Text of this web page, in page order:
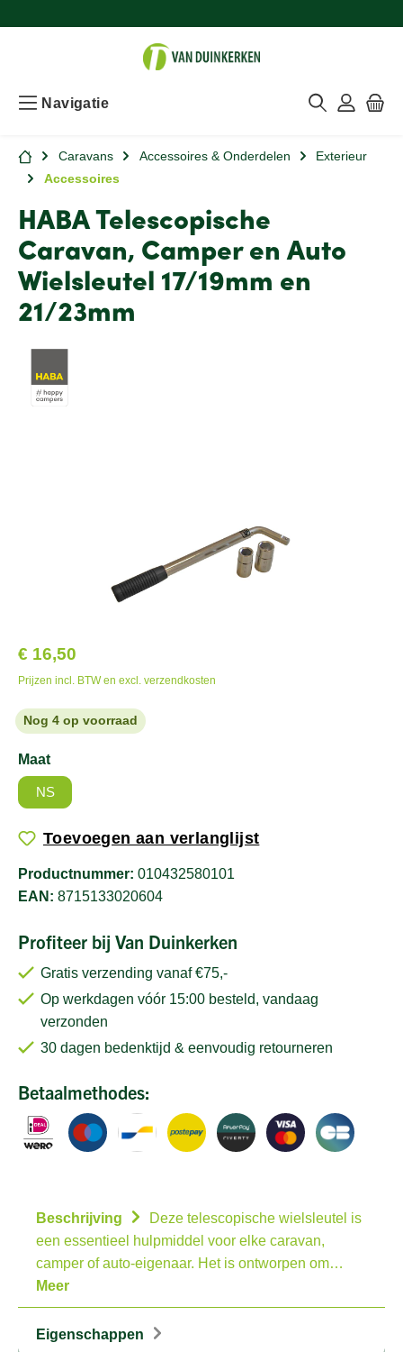
Navigatie
Caravans Accessoires & Onderdelen
Exterieur
Accessoires
HABA Telescopische
Caravan, Camper en Auto
Wielsleutel 17/19mm en
21/23mm
€ 16,50
Prijzen incl. BTW en excl. verzendkosten
Nog 4 op voorraad
Maat
NS
Toevoegen aan verlanglijst
Productnummer: 010432580101
EAN: 8715133020604
Profiteer bij Van Duinkerken
Gratis verzending vanaf €75,-
Op werkdagen vóór 15:00 besteld, vandaag
verzonden
30 dagen bedenktijd & eenvoudig retourneren
Betaalmethodes:
Beschrijving
Deze telescopische wielsleutel is
een essentieel hulpmiddel voor elke caravan,
camper of auto-eigenaar. Het is ontworpen om…
Meer
Eigenschappen